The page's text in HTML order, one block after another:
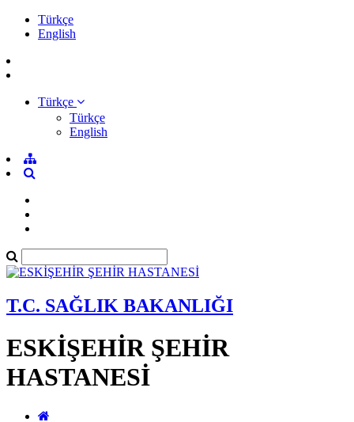
Türkçe
English
Türkçe
Türkçe
English
T.C. SAĞLIK BAKANLIĞI
ESKİŞEHİR ŞEHİR
HASTANESİ